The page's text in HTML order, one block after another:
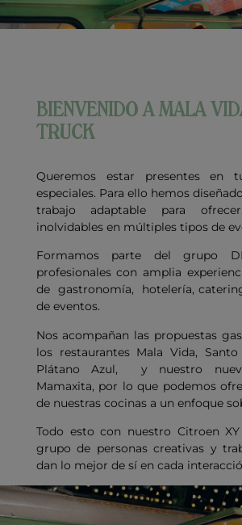
BIENVENIDO A MALA
TRUCK
Queremos estar presentes en
especiales. Para ello hemos
trabajo adaptable para
inolvidables en múltiples tipos de
Formamos parte del grupo
profesionales con amplia
de gastronomía, hotelería,
de eventos.
Nos acompañan las propuestas
los restaurantes Mala Vida, Santo
Plátano Azul, y nuestro
Mamaxita, por lo que podemos
de nuestras cocinas a un enfoque
Todo esto con nuestro Citroen
grupo de personas creativas y
dan lo mejor de sí en cada